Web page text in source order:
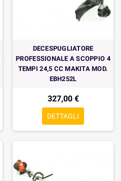
DECESPUGLIATORE
PROFESSIONALE A SCOPPIO 4
TEMPI 24,5 CC MAKITA MOD.
EBH252L
327,00 €
DETTAGLI